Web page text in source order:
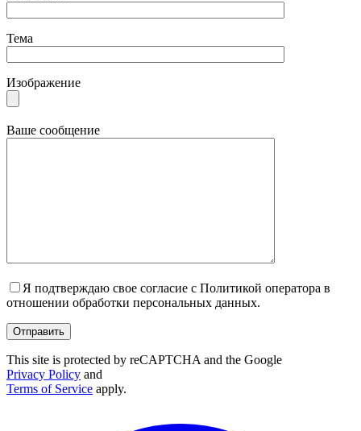
Тема
Изображение
Ваше сообщение
Я подтверждаю свое согласие с Политикой оператора в
отношении обработки персональных данных.
This site is protected by reCAPTCHA and the Google
Privacy Policy and
Terms of Service apply.